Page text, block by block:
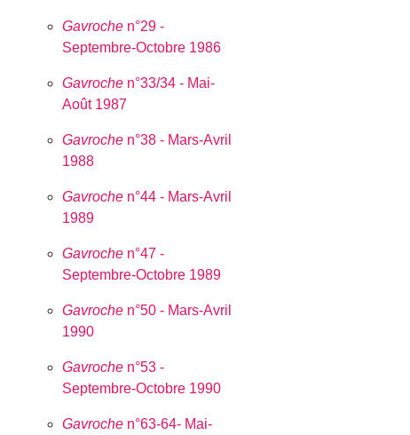
Gavroche n°29 -
Septembre-Octobre 1986
Gavroche n°33/34 - Mai-
Août 1987
Gavroche n°38 - Mars-Avril
1988
Gavroche n°44 - Mars-Avril
1989
Gavroche n°47 -
Septembre-Octobre 1989
Gavroche n°50 - Mars-Avril
1990
Gavroche n°53 -
Septembre-Octobre 1990
Gavroche n°63-64- Mai-